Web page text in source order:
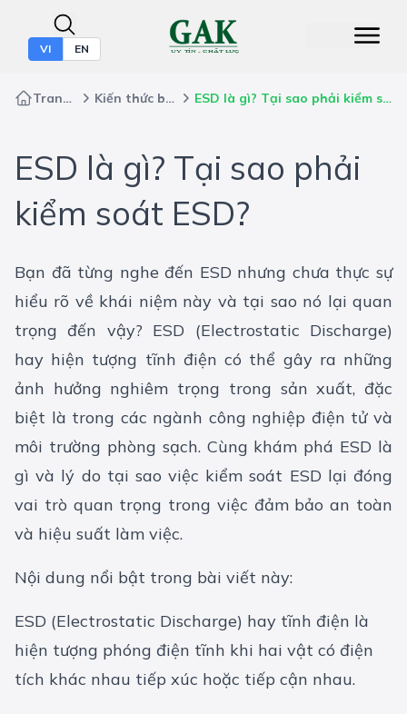
VI EN
Trang chủ Kiến thức bảo hộ ESD là gì? Tại sao phải kiểm soát ESD?
ESD là gì? Tại sao phải
kiểm soát ESD?
Bạn đã từng nghe đến ESD nhưng chưa thực sự
hiểu rõ về khái niệm này và tại sao nó lại quan
trọng đến vậy? ESD (Electrostatic Discharge)
hay hiện tượng tĩnh điện có thể gây ra những
ảnh hưởng nghiêm trọng trong sản xuất, đặc
biệt là trong các ngành công nghiệp điện tử và
môi trường phòng sạch. Cùng khám phá ESD là
gì và lý do tại sao việc kiểm soát ESD lại đóng
vai trò quan trọng trong việc đảm bảo an toàn
và hiệu suất làm việc.
Nội dung nổi bật trong bài viết này:
ESD (Electrostatic Discharge) hay tĩnh điện là
hiện tượng phóng điện tĩnh khi hai vật có điện
tích khác nhau tiếp xúc hoặc tiếp cận nhau.